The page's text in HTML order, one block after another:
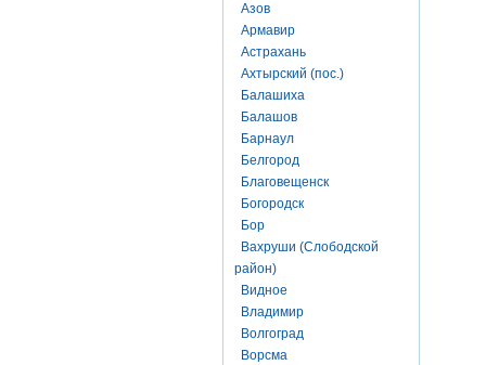
Азов
Армавир
Астрахань
Ахтырский (пос.)
Балашиха
Балашов
Барнаул
Белгород
Благовещенск
Богородск
Бор
Вахруши (Слободской
район)
Видное
Владимир
Волгоград
Ворсма